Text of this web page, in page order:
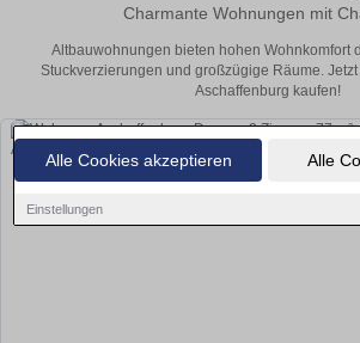
Alle Cookies akzeptieren Alle
Einstellungen
Charmante Wohnungen mit
Altbauwohnungen bieten hohen Wohnkomfort
Stuckverzierungen und großzügige Räume.
Aschaffenburg kaufen!